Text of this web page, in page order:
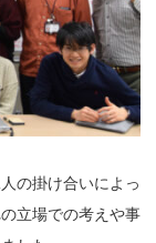
の掛け合いによっ
立場での考えや事